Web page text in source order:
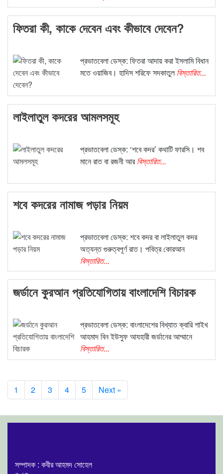
ফিতরা কী, কাকে দেবেন এবং কীভাবে দেবেন?
প্রভাতবেলা ডেস্ক: ফিতরা আদায় করা ইসলামি বিধান
মতে ওয়াজিব। হাদিস শরিফে সদকাতুল বিস্তারিত...
লাইলাতুল কদরের আমলসমূহ
প্রভাতবেলা ডেস্ক: ‘শবে কদর’ কথাটি ফারসি। শব
মানে রাত বা রজনী আরবিস্তারিত...
শবে কদরের নামাজ পড়ার নিয়ম
প্রভাতবেলা ডেস্ক: শবে কদর বা লাইলাতুল কদর
অত্যন্ত গুরুত্বপূর্ণ রাত। পবিত্র কোরআন
বিস্তারিত...
জর্ডানে কুরআন প্রতিযোগিতায় বাংলাদেশি বিচারক
প্রভাতবেলা ডেস্ক: বাংলাদেশের বিখ্যাত ক্বারি শাইখ
আহমাদ বিন ইউসুফ আযহারী জর্ডানের আম্মানে
বিস্তারিত...
1 2 3 4 5 Next »
সম্পাদক : কবীর আহমদ সোহেল